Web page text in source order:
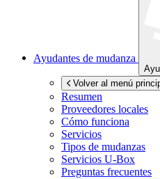
Ayudantes de mudanza
Volver al menú
Resumen
Proveedores locales
Cómo funciona
Servicios
Tipos de mudanzas
Servicios U-Box
Preguntas frecuentes